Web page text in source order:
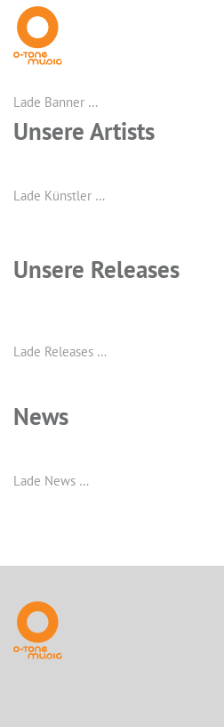
Lade Banner …
Unsere Artists
Lade Künstler …
Unsere Releases
Lade Releases …
News
Lade News …